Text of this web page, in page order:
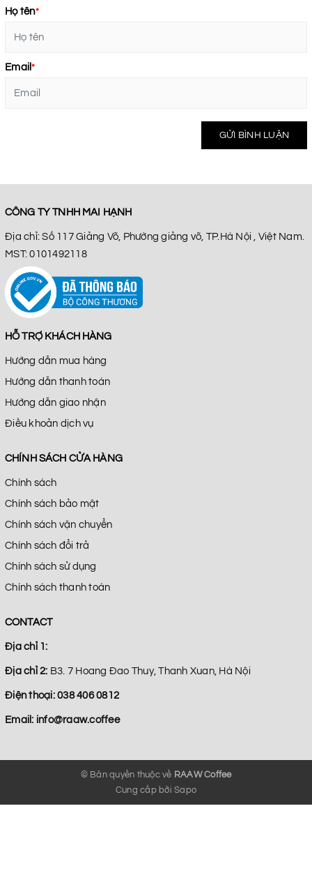
Họ tên*
Email*
GỬI BÌNH LUẬN
CÔNG TY TNHH MAI HẠNH
Địa chỉ: Số 117 Giảng Võ, Phường giảng võ, TP.Hà Nội , Việt Nam.
MST: 0101492118
HỖ TRỢ KHÁCH HÀNG
Hướng dẫn mua hàng
Hướng dẫn thanh toán
Hướng dẫn giao nhận
Điều khoản dịch vụ
CHÍNH SÁCH CỬA HÀNG
Chính sách
Chính sách bảo mật
Chính sách vận chuyển
Chính sách đổi trả
Chính sách sử dụng
Chính sách thanh toán
CONTACT
Địa chỉ 1:
Địa chỉ 2: B3. 7 Hoang Đao Thuy, Thanh Xuan, Hà Nội
Điện thoại: 038 406 0812
Email: info@raaw.coffee
© Bản quyền thuộc về RAAW Coffee
Cung cấp bởiSapo